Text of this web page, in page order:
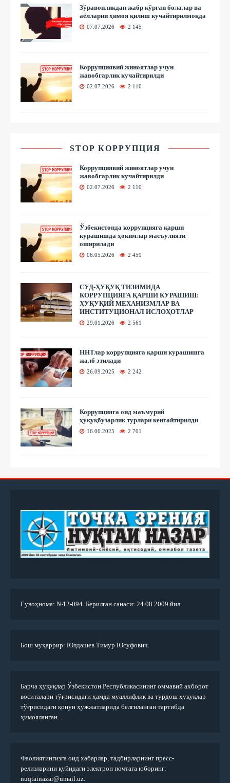
Зўравонликдан жабр кўрган болалар ва
аёлларни ҳимоя қилиш кучайтирилмоқда
07.07.2026 2 145
Коррупциявий жиноятлар учун
жавобгарлик кучайтирилди
02.07.2026 2 110
STOP КОРРУПЦИЯ
Коррупциявий жиноятлар учун
жавобгарлик кучайтирилди
02.07.2026 2 110
Ўзбекистонда коррупцияга қарши
курашишда ҳокимлар масъулияти
оширилади
06.05.2026 2 459
СУД-ҲУҚУҚ ТИЗИМИДА
КОРРУПЦИЯГА ҚАРШИ КУРАШИШ:
ҲУҚУҚИЙ МЕХАНИЗМЛАР ВА
ИНСТИТУЦИОНАЛ ИСЛОҲОТЛАР
29.01.2026 2 561
ННТлар коррупцияга қарши курашишга
жалб этилади
26.09.2025 2 242
Коррупцияга оид маъмурий
ҳуқуқбузарлик турлари кенгайтирилди
16.06.2025 2 701
Гувоҳнома: №12-094. Берилган санаси: 24.08.2009 йил.
Бош муҳаррир: Юлдашев Тимур Юсуфович.
Барча ҳуқуқлар Ўзбекистон Республикасининг оммавий ахборот
воситалари тўғрисидаги ҳамда муаллифлик ва турдош ҳуқуқлар
тўғрисидаги қонун ҳужжатларида белгиланган тартибда
ҳимояланган.
Фаолиятингизга оид хабарлар, тадбирларнинг пресс-
релизларини қуйидаги электрон почтага юборинг:
nuqtainazar@umail.uz.